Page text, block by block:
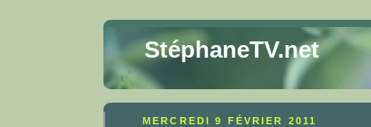
StéphaneTV.net
MERCREDI 9 FÉVRIER 2011